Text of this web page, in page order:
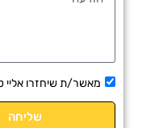
תיבתמאשר/ת שיחזרו אליי
שליחה